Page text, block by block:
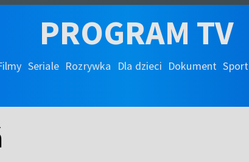
PROGRAM TV
Seriale Rozrywka Dla dzieci Dokument Sport